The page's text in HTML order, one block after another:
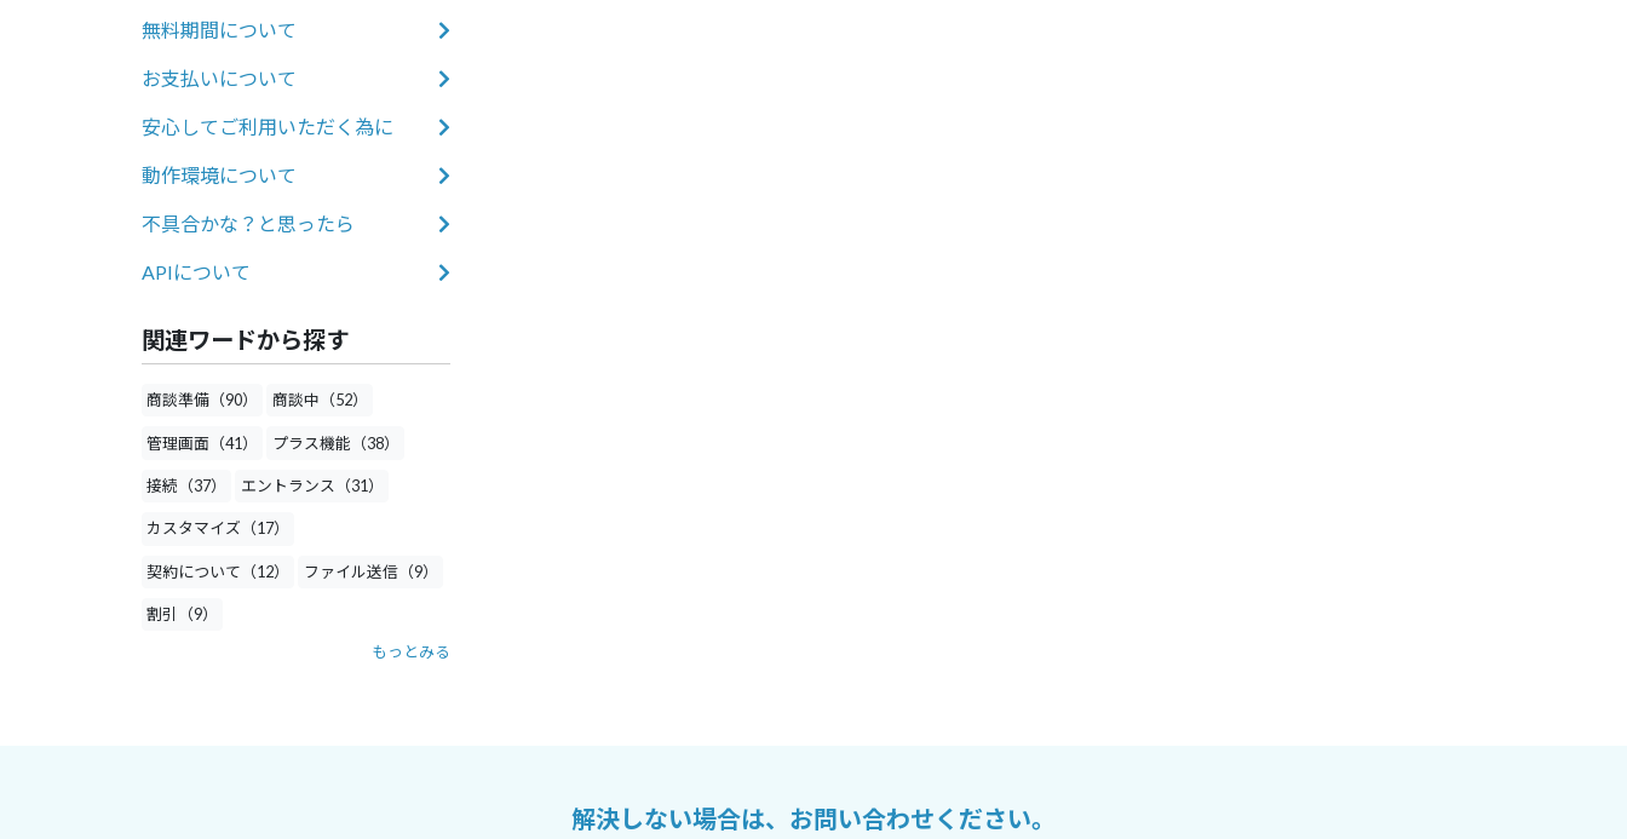
無料期間について
お支払いについて
安心してご利用いただく為に
動作環境について
不具合かな？と思ったら
APIについて
関連ワードから探す
商談準備（90） 商談中（52）
管理画面（41） プラス機能（38）
接続（37） エントランス（31）
カスタマイズ（17）
契約について（12） ファイル送信（9）
割引（9）
もっとみる
解決しない場合は、お問い合わせください。